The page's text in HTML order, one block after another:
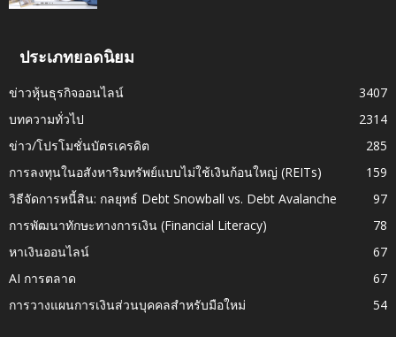
ประเภทยอดนิยม
ข่าวหุ้นธุรกิจออนไลน์
3407
บทความทั่วไป
2314
ข่าว/โปรโมชั่นบัตรเครดิต
285
การลงทุนในอสังหาริมทรัพย์แบบไม่ใช้เงินก้อนใหญ่ (REITs)
159
วิธีจัดการหนี้สิน: กลยุทธ์ Debt Snowball vs. Debt Avalanche
97
การพัฒนาทักษะทางการเงิน (Financial Literacy)
78
หาเงินออนไลน์
67
AI การตลาด
67
การวางแผนการเงินส่วนบุคคลสำหรับมือใหม่
54